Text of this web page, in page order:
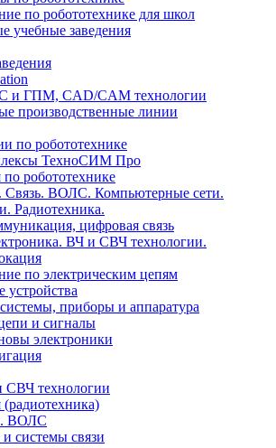
по робототехнике для школ
учебные заведения
и ГПМ, CAD/CAM технологии
производственные линии
по робототехнике
ТехноСИМ Про
робототехнике
Связь. ВОЛС. Компьютерные сети.
Радиотехника.
цифровая связь
ВЧ и СВЧ технологии.
по электрическим цепям
приборы и аппаратура
и сигналы
электроники
СВЧ технологии
ВОЛС
системы связи